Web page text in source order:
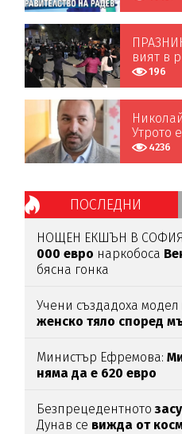
вият в
196
Утрото
4236
ПОСЛЕДНИ
НОЩЕН ЕКШЪН В
000 евро наркобоса
бясна гонка
Учени създадоха модел
женско тяло според
Министър Ефремова:
няма да е 620 евро
Безпрецедентното
Дунав се вижда от